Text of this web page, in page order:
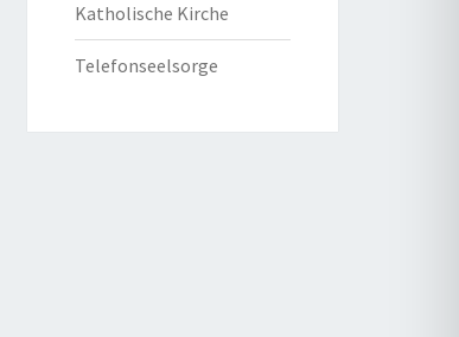
Katholische Kirche
Telefonseelsorge